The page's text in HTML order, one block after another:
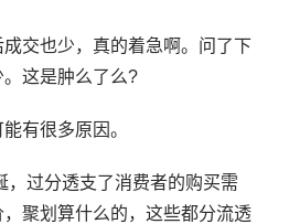
交也少，真的着急啊。问了下
这是肿么了么?
有很多原因。
，过分透支了消费者的购买需
聚划算什么的，这些都分流透